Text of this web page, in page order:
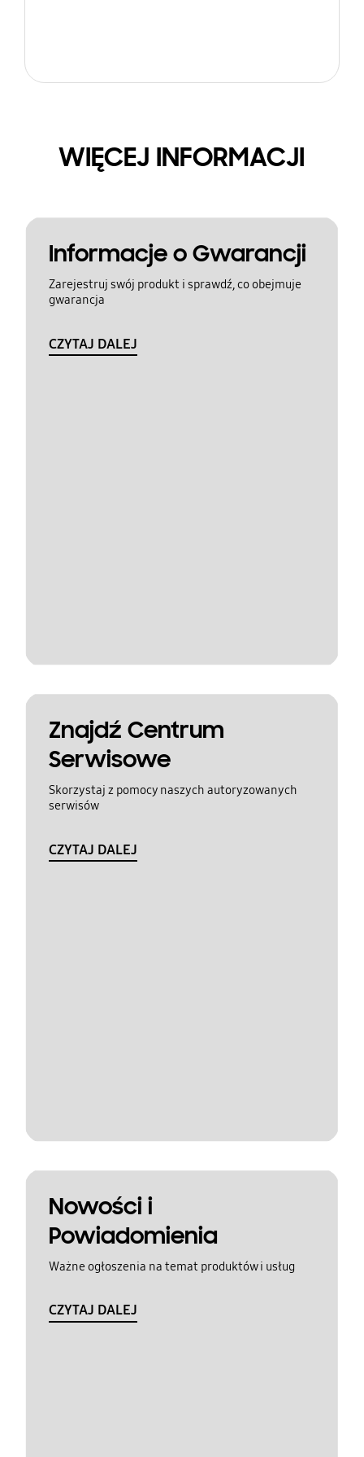
WIĘCEJ INFORMACJI
Informacje o Gwarancji
Zarejestruj swój produkt i sprawdź, co obejmuje
gwarancja
CZYTAJ DALEJ
Znajdź Centrum
Serwisowe
Skorzystaj z pomocy naszych autoryzowanych
serwisów
CZYTAJ DALEJ
Nowości i
Powiadomienia
Ważne ogłoszenia na temat produktów i usług
CZYTAJ DALEJ